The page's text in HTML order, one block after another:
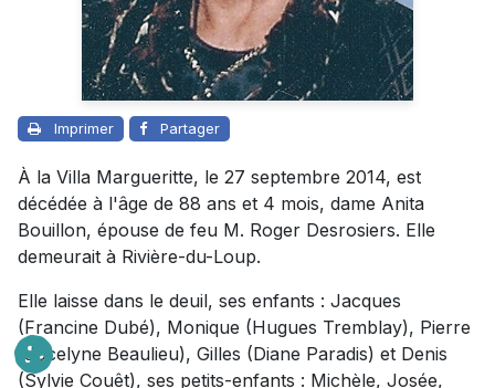
Imprimer Partager
À la Villa Margueritte, le 27 septembre 2014, est
décédée à l'âge de 88 ans et 4 mois, dame Anita
Bouillon, épouse de feu M. Roger Desrosiers. Elle
demeurait à Rivière-du-Loup.
Elle laisse dans le deuil, ses enfants : Jacques
(Francine Dubé), Monique (Hugues Tremblay), Pierre
(Jocelyne Beaulieu), Gilles (Diane Paradis) et Denis
(Sylvie Couêt), ses petits-enfants : Michèle, Josée,